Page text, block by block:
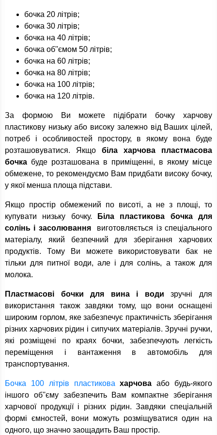
бочка 20 літрів;
бочка 30 літрів;
бочка на 40 літрів;
бочка об''ємом 50 літрів;
бочка на 60 літрів;
бочка на 80 літрів;
бочка на 100 літрів;
бочка на 120 літрів.
За формою Ви можете підібрати бочку харчову
пластикову низьку або високу залежно від Ваших цілей,
потреб і особливостей простору, в якому вона буде
розташовуватися. Якщо біла харчова пластмасова
бочка буде розташована в приміщенні, в якому місце
обмежене, то рекомендуємо Вам придбати високу бочку,
у якої менша площа підстави.
Якщо простір обмежений по висоті, а не з площі, то
купувати низьку бочку.
Біла пластикова бочка для
солінь і засолювання
виготовляється із спеціального
матеріалу, який безпечний для зберігання харчових
продуктів. Тому Ви можете використовувати бак не
тільки для питної води, але і для солінь, а також для
молока.
Пластмасові бочки для вина і води зручні для
використання також завдяки тому, що вони оснащені
широким горлом, яке забезпечує практичність зберігання
різних харчових рідин і сипучих матеріалів. Зручні ручки,
які розміщені по краях бочки, забезпечують легкість
переміщення і вантаження в автомобіль для
транспортування.
Бочка 100 літрів пластикова харчоваабо будь-якого
іншого об''єму забезпечить Вам компактне зберігання
харчової продукції і різних рідин. Завдяки спеціальній
формі ємностей, вони можуть розміщуватися один на
одного, що значно заощадить Ваш простір.